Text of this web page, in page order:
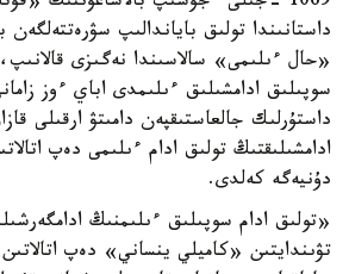
داستانىندا تولىق باياندالىپ سۋرەتتەلگەن
«حال ءىلىمى» سالاسىندا نەگىزى
سوپىلىق ادامشىلىق ءىلىمدى اباي ءوز
داستۇرلىك جالعاستىقپەن دامىتۋ ارقىلى
ادامشىلىقتىڭ تولىق ادام ءىلىمى دەپ
دۇنيەگە كەلدى.
«تولىق ادام سوپىلىق ءىلىمنىڭ
تۋىندايتىن «كاميلي ينساني» دەپ